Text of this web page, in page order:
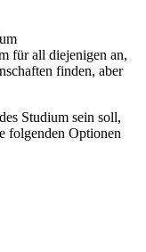
für all diejenigen an,
finden, aber
Studium sein soll,
folgenden Optionen